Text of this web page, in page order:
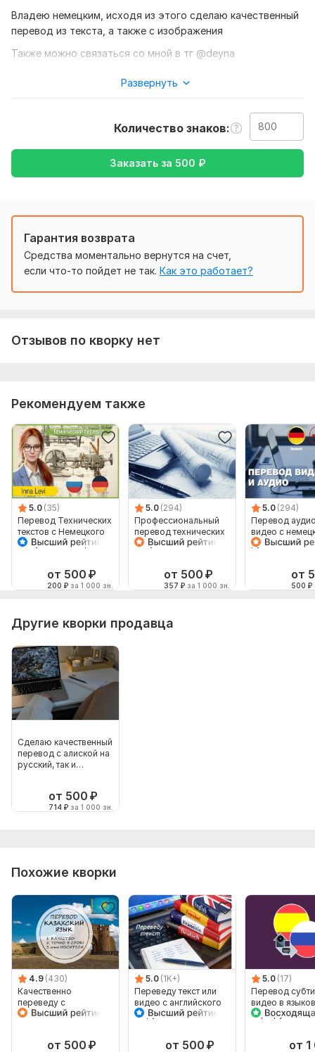
Владею немецким, исходя из этого сделаю качественный
перевод из текста, а также с изображения
Также можно связаться со мной в тг @deyna
Тематика: Культура и искусство,Образование и наука,
Юридическая,Другое
Объем услуги в кворке:
Развернуть
Количество знаков
Заказать за 500 ₽
Гарантия возврата
Средства моментально вернутся на счет,
если что-то пойдет не так. Как это работает?
Отзывов по кворку нет
Рекомендуем также
5.0 (35)
Перевод Технических
текстов с Немецкого
на Русский и обратно
от 500 ₽
200 ₽ за 1 000 зн.
5.0 (294)
Профессиональный
перевод технических
документов с
от 500 ₽
357 ₽ за 1 000 зн.
5.0 (294)
Перевод
видео с
русский язык и
от
500 ₽
Другие кворки продавца
Сделаю качественный
перевод с алиской на
русский, так и
от 500 ₽
714 ₽ за 1 000 зн.
Похожие кворки
4.9 (430)
Качественно
переведу с
казахского и на
от 500 ₽
5.0 (1K+)
Переведу текст или
видео с английского
на русский и
от 500 ₽
5.0 (17)
Перевод
видео в
паре русский-
от